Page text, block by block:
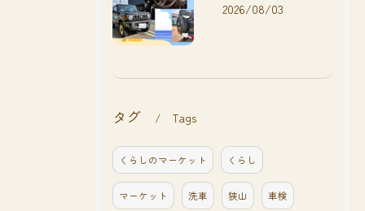
2026/08/03
タグ Tags
くらしのマーケット くらし
マーケット 洗車 狭山 車検